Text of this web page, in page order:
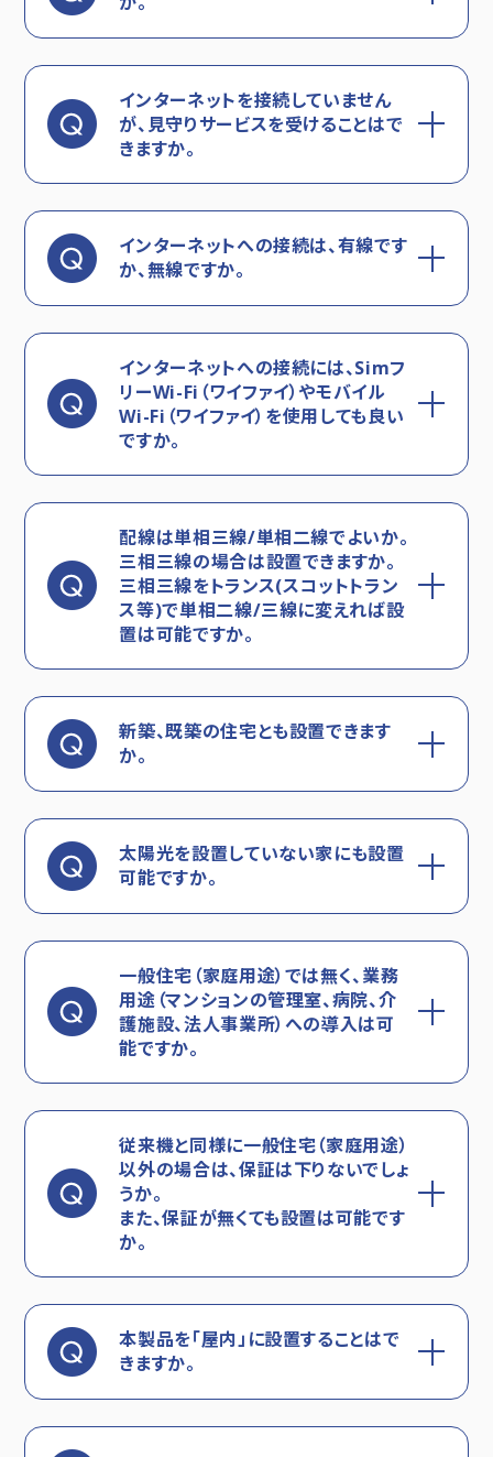
インターネットを接続していません
が、見守りサービスを受けることはで
きますか。
インターネットへの接続は、有線です
か、無線ですか。
インターネットへの接続には、Simフ
リーWi-Fi（ワイファイ）やモバイル
Wi-Fi（ワイファイ）を使用しても良い
ですか。
配線は単相三線/単相二線でよいか。
三相三線の場合は設置できますか。
三相三線をトランス(スコットトラン
ス等)で単相二線/三線に変えれば設
置は可能ですか。
新築、既築の住宅とも設置できます
か。
太陽光を設置していない家にも設置
可能ですか。
一般住宅（家庭用途）では無く、業務
用途（マンションの管理室、病院、介
護施設、法人事業所）への導入は可
能ですか。
従来機と同様に一般住宅（家庭用途）
以外の場合は、保証は下りないでしょ
うか。
また、保証が無くても設置は可能です
か。
本製品を「屋内」に設置することはで
きますか。